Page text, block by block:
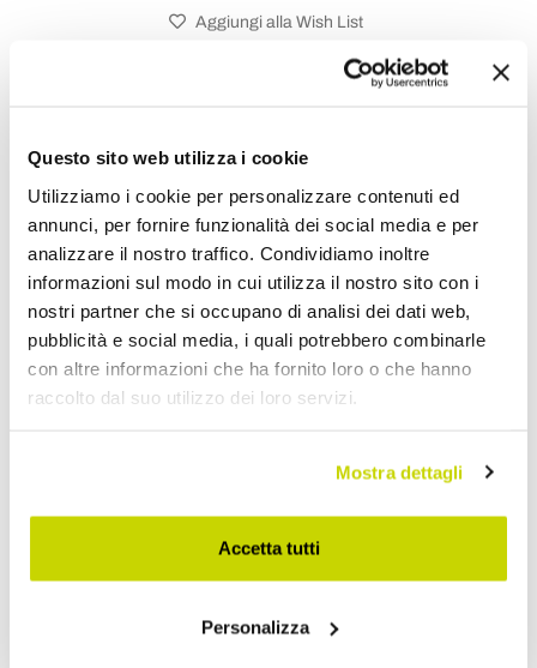
Questo sito web utilizza i cookie
Utilizziamo i cookie per personalizzare contenuti ed
annunci, per fornire funzionalità dei social media e per
analizzare il nostro traffico. Condividiamo inoltre
informazioni sul modo in cui utilizza il nostro sito con i
nostri partner che si occupano di analisi dei dati web,
pubblicità e social media, i quali potrebbero combinarle
con altre informazioni che ha fornito loro o che hanno
raccolto dal suo utilizzo dei loro servizi.
Mostra dettagli
Accetta tutti
Personalizza
Aggiungi alla Wish List
Invia la tua opinione su questo prodotto Stampa
Lampadari Classici